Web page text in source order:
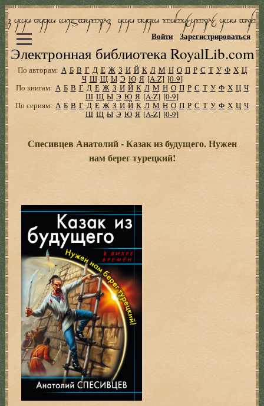
Электронная библиотека RoyalLib.com
Войти Зарегистрироваться
По авторам: А Б В Г Д Е Ж З И Й К Л М Н О П Р С Т У Ф Х Ц
Ч Ш Щ Ы Э Ю Я [A-Z] [0-9]
По книгам: А Б В Г Д Е Ж З И Й К Л М Н О П Р С Т У Ф Х Ц Ч
Ш Щ Ы Э Ю Я [A-Z] [0-9]
По сериям: А Б В Г Д Е Ж З И Й К Л М Н О П Р С Т У Ф Х Ц Ч
Ш Щ Ы Э Ю Я [A-Z] [0-9]
Спесивцев Анатолий - Казак из будущего. Нужен
нам берег турецкий!